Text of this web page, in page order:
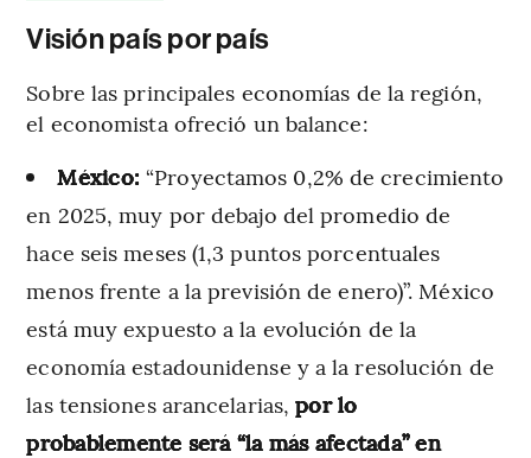
Visión país por país
Sobre las principales economías de la región,
el economista ofreció un balance:
México: “Proyectamos 0,2% de crecimiento
en 2025, muy por debajo del promedio de
hace seis meses (1,3 puntos porcentuales
menos frente a la previsión de enero)”. México
está muy expuesto a la evolución de la
economía estadounidense y a la resolución de
las tensiones arancelarias,por lo
probablemente será “la más afectada” en